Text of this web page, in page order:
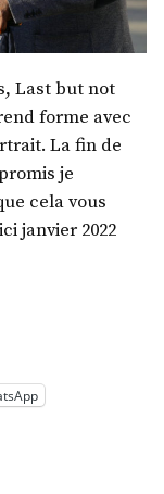
Last but not
forme avec
La fin de
je
cela vous
janvier 2022